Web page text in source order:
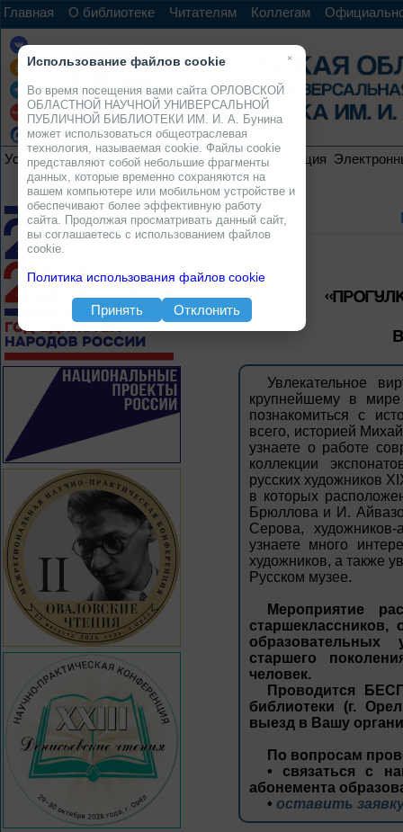
Главная О библиотеке Читателям Коллегам
Услуги Ресурсы Проекты Электронная коллекция
Увлекательное
крупнейшему в мире
познакомиться с
всего, историей
узнаете о работе
коллекции
русских художников
в которых
Брюллова и И.
Серова,
узнаете много
художников, а также
Русском музее.
Мероприятие
образовательных
старшего
человек.
Проводится
библиотеки (г.
выезд в Вашу
По вопросам
• связаться с
абонемента
• оставить
×
Использование файлов cookie
Во время посещения вами сайта ОРЛОВСКОЙ
ОБЛАСТНОЙ НАУЧНОЙ УНИВЕРСАЛЬНОЙ
ПУБЛИЧНОЙ БИБЛИОТЕКИ ИМ. И. А. Бунина
может использоваться общеотраслевая
технология, называемая cookie. Файлы cookie
представляют собой небольшие фрагменты
данных, которые временно сохраняются на
вашем компьютере или мобильном устройстве и
обеспечивают более эффективную работу
сайта. Продолжая просматривать данный сайт,
вы соглашаетесь с использованием файлов
cookie.
Политика использования файлов cookie
Принять Отклонить